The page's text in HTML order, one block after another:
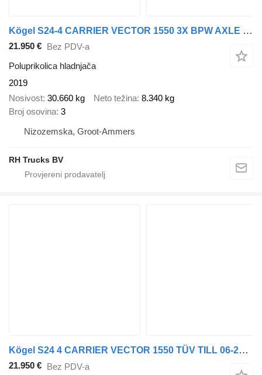
Kögel S24-4 CARRIER VECTOR 1550 3X BPW AXLE DISC BRAKES
21.950 €
Bez PDV-a
Poluprikolica hladnjača
2019
Nosivost 30.660 kg Neto težina 8.340 kg
Broj osovina 3
Nizozemska, Groot-Ammers
RH Trucks BV
Kögel S24 4 CARRIER VECTOR 1550 TÜV TILL 06-2026
21.950 € Bez PDV-a